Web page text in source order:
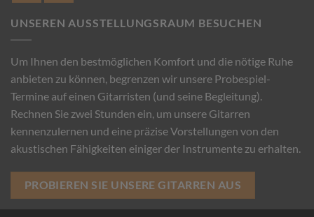
UNSEREN AUSSTELLUNGSRAUM BESUCHEN
Um Ihnen den bestmöglichen Komfort und die nötige Ruhe
anbieten zu können, begrenzen wir unsere Probespiel-
Termine auf einen Gitarristen (und seine Begleitung).
Rechnen Sie zwei Stunden ein, um unsere Gitarren
kennenzulernen und eine präzise Vorstellungen von den
akustischen Fähigkeiten einiger der Instrumente zu erhalten.
PROBIEREN SIE UNSERE GITARREN AUS